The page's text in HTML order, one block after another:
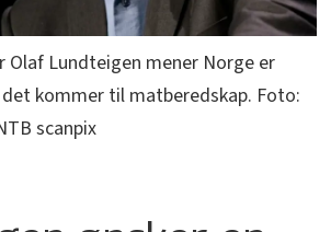
Olaf Lundteigen mener Norge er
kommer til matberedskap. Foto:
scanpix